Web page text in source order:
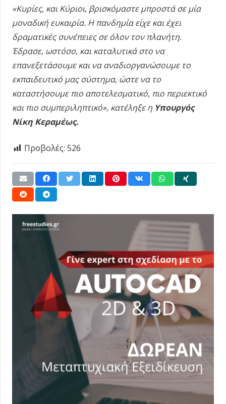
«Κυρίες, και Κύριοι, βρισκόμαστε μπροστά σε μία
μοναδική ευκαιρία. Η πανδημία είχε και έχει
δραματικές συνέπειες σε όλον τον πλανήτη.
Έδρασε, ωστόσο, και καταλυτικά στο να
επανεξετάσουμε και να αναδιοργανώσουμε το
εκπαιδευτικό μας σύστημα, ώστε να το
καταστήσουμε πιο αποτελεσματικό, πιο περιεκτικό
και πιο συμπεριληπτικό», κατέληξε η Υπουργός
Νίκη Κεραμέως.
Προβολές: 526